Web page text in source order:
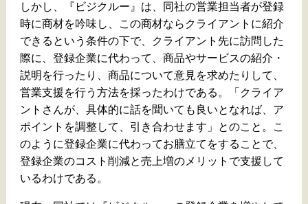
しかし、『ビジクルー』は、同社の営業担当者が登録
時に商材を吟味し、この商材ならクライアントに紹介
できるという条件の下で、クライアント先に訪問した
際に、登録企業に代わって、商品やサービスの紹介・
説明を行ったり、商品について意見を求めたりして、
営業支援を行う方法を採ったわけである。「クライア
ントさんが、具体的に話を聞いても良いとなれば、ア
ポイントを調整して、引き合わせます」とのこと。こ
のように登録企業に代わってお膳立てをすることで、
登録企業のコスト削減と売上増のメリットで支援して
いるわけである。